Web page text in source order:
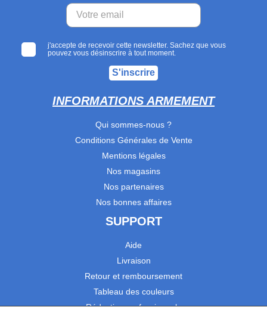
j'accepte de recevoir cette newsletter. Sachez que vous
pouvez vous désinscrire à tout moment.
S'inscrire
INFORMATIONS ARMEMENT
Qui sommes-nous ?
Conditions Générales de Vente
Mentions légales
Nos magasins
Nos partenaires
Nos bonnes affaires
SUPPORT
Aide
Livraison
Retour et remboursement
Tableau des couleurs
Réduction professionnels